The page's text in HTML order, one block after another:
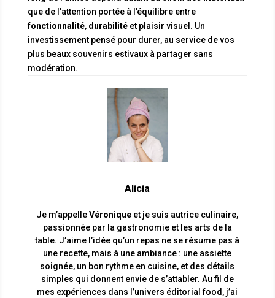
que de l’attention portée à l’équilibre entre
fonctionnalité, durabilitéet plaisir visuel. Un
investissement pensé pour durer, au service de vos
plus beaux souvenirs estivaux à partager sans
modération.
Alicia
Je m’appelleVéronique et je suis autrice culinaire,
passionnée par la gastronomie et les arts de la
table. J’aime l’idée qu’un repas ne se résume pas à
une recette, mais à une ambiance : une assiette
soignée, un bon rythme en cuisine, et des détails
simples qui donnent envie de s’attabler. Au fil de
mes expériences dans l’univers éditorial food, j’ai